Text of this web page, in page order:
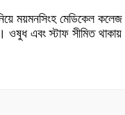
ময়মনসিংহ মেডিকেল
ওষুধ এবং স্টাফ সীমিত